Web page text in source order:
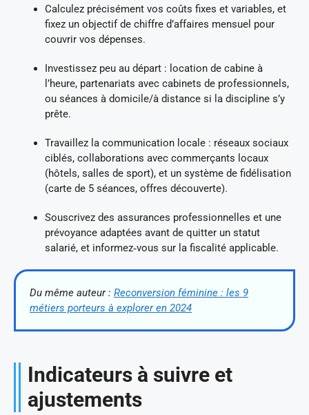
Calculez précisément vos coûts fixes et variables, et
fixez un objectif de chiffre d’affaires mensuel pour
couvrir vos dépenses.
Investissez peu au départ : location de cabine à
l’heure, partenariats avec cabinets de professionnels,
ou séances à domicile/à distance si la discipline s’y
prête.
Travaillez la communication locale : réseaux sociaux
ciblés, collaborations avec commerçants locaux
(hôtels, salles de sport), et un système de fidélisation
(carte de 5 séances, offres découverte).
Souscrivez des assurances professionnelles et une
prévoyance adaptées avant de quitter un statut
salarié, et informez‑vous sur la fiscalité applicable.
Du même auteur : Reconversion féminine : les 9
métiers porteurs à explorer en 2024
Indicateurs à suivre et
ajustements